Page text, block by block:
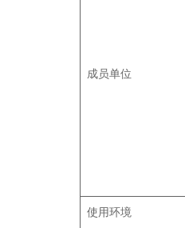
成员单位
使用环境